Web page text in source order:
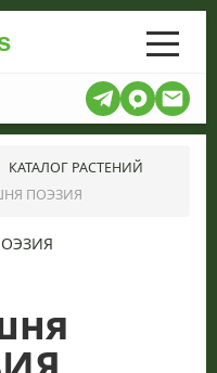
КАТАЛОГ РАСТЕНИЙ
ПОЭЗИЯ